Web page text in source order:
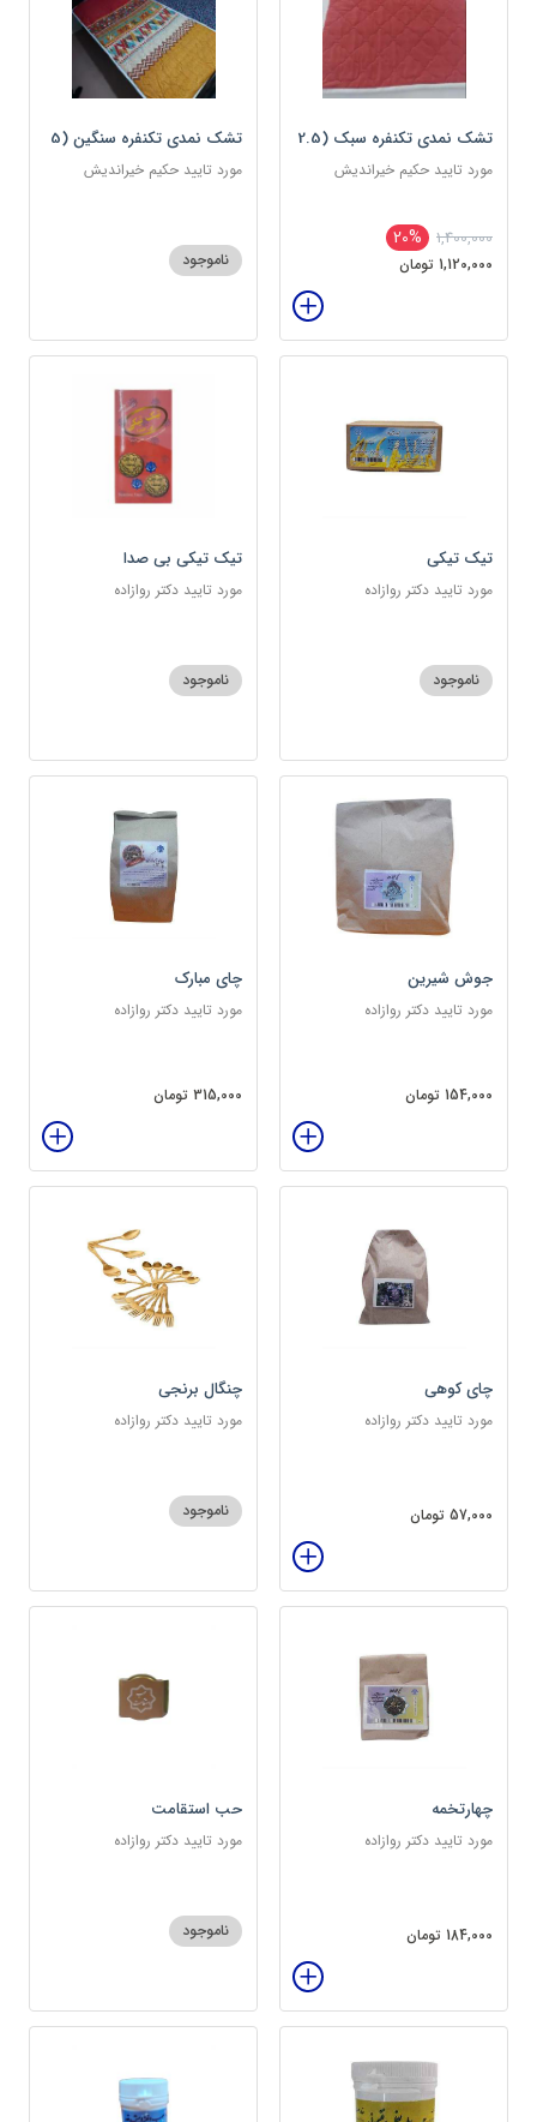
تشک نمدی تکنفره سبک (2.5
کیلویی) دوین (پس کرایه)
مورد تایید حکیم خیراندیش
1,400,000
20%
1,120,000 تومان
تشک نمدی تکنفره سنگین (5
کیلویی) دوین (پس کرایه)
مورد تایید حکیم خیراندیش
ناموجود
تیک تیکی
مورد تایید دکتر روازاده
ناموجود
تیک تیکی بی صدا
مورد تایید دکتر روازاده
ناموجود
جوش شیرین
مورد تایید دکتر روازاده
154,000 تومان
چای مبارک
مورد تایید دکتر روازاده
315,000 تومان
چای کوهی
مورد تایید دکتر روازاده
57,000 تومان
چنگال برنجی
مورد تایید دکتر روازاده
ناموجود
چهارتخمه
مورد تایید دکتر روازاده
184,000 تومان
حب استقامت
مورد تایید دکتر روازاده
ناموجود